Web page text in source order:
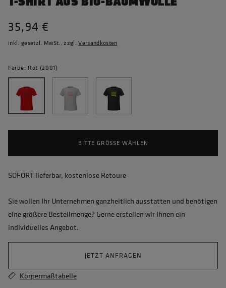
35,94 €
inkl. gesetzl. MwSt., zzgl.Versandkosten
Farbe: Rot (2001)
BITTE GRÖSSE WÄHLEN
SOFORT lieferbar, kostenlose Retoure
Sie wollen Ihr Unternehmen ganzheitlich ausstatten und benötigen
eine größere Bestellmenge? Gerne erstellen wir Ihnen ein
individuelles Angebot.
JETZT ANFRAGEN
Körpermaßtabelle